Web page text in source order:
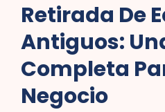
Retirada De
Antiguos:
Completa
Negocio